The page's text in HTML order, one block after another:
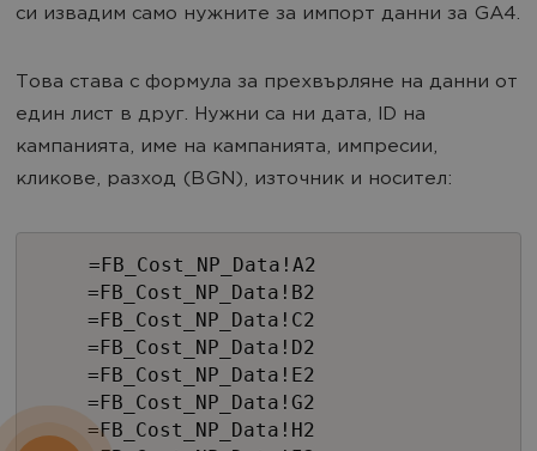
си извадим само нужните за импорт данни за GA4.
Това става с формула за прехвърляне на данни от
един лист в друг. Нужни са ни дата, ID на
кампанията, име на кампанията, импресии,
кликове, разход (BGN), източник и носител:
=FB_Cost_NP_Data!A2
=FB_Cost_NP_Data!B2
=FB_Cost_NP_Data!C2
=FB_Cost_NP_Data!D2
=FB_Cost_NP_Data!E2
=FB_Cost_NP_Data!G2
=FB_Cost_NP_Data!H2